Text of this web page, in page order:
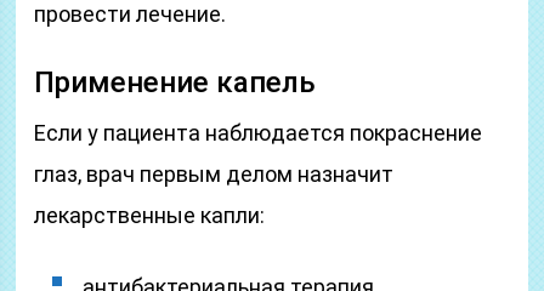
провести лечение.
Применение капель
Если у пациента наблюдается покраснение
глаз, врач первым делом назначит
лекарственные капли: